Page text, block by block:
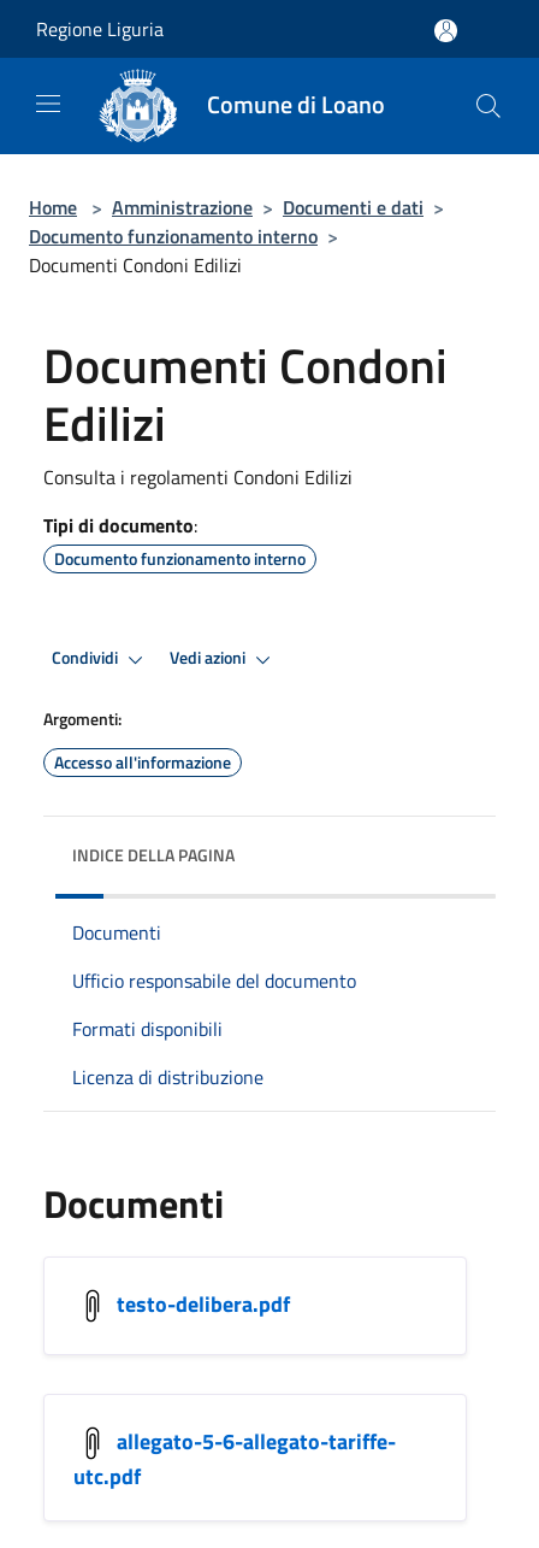
Regione Liguria
Comune di Loano
Home > Amministrazione > Documenti e dati >
Documento funzionamento interno >
Documenti Condoni Edilizi
Documenti Condoni
Edilizi
Consulta i regolamenti Condoni Edilizi
Tipi di documento:
Documento funzionamento interno
Condividi Vedi azioni
Argomenti:
Accesso all'informazione
INDICE DELLA PAGINA
Documenti
Ufficio responsabile del documento
Formati disponibili
Licenza di distribuzione
Documenti
testo-delibera.pdf
allegato-5-6-allegato-tariffe-
utc.pdf